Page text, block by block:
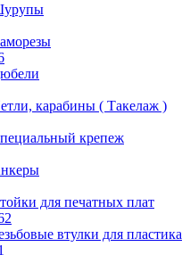
карабины ( Такелаж )
крепеж
для печатных плат
втулки для пластика